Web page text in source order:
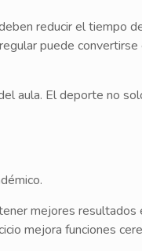
reducir el tiempo
puede
aula. El deporte no
mejores resultados
mejora funciones